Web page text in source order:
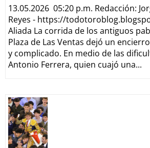
13.05.2026 05:20 p.m. Redacción:
Reyes - https://
Aliada La corrida de los antiguos
Plaza de Las Ventas dejó un
y complicado. En medio de las
Antonio Ferrera, quien cuajó una...